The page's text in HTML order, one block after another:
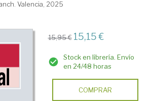
Valencia, 2025
15,95 € 15,15 €
Stock en librería. Envío
en 24/48 horas
COMPRAR